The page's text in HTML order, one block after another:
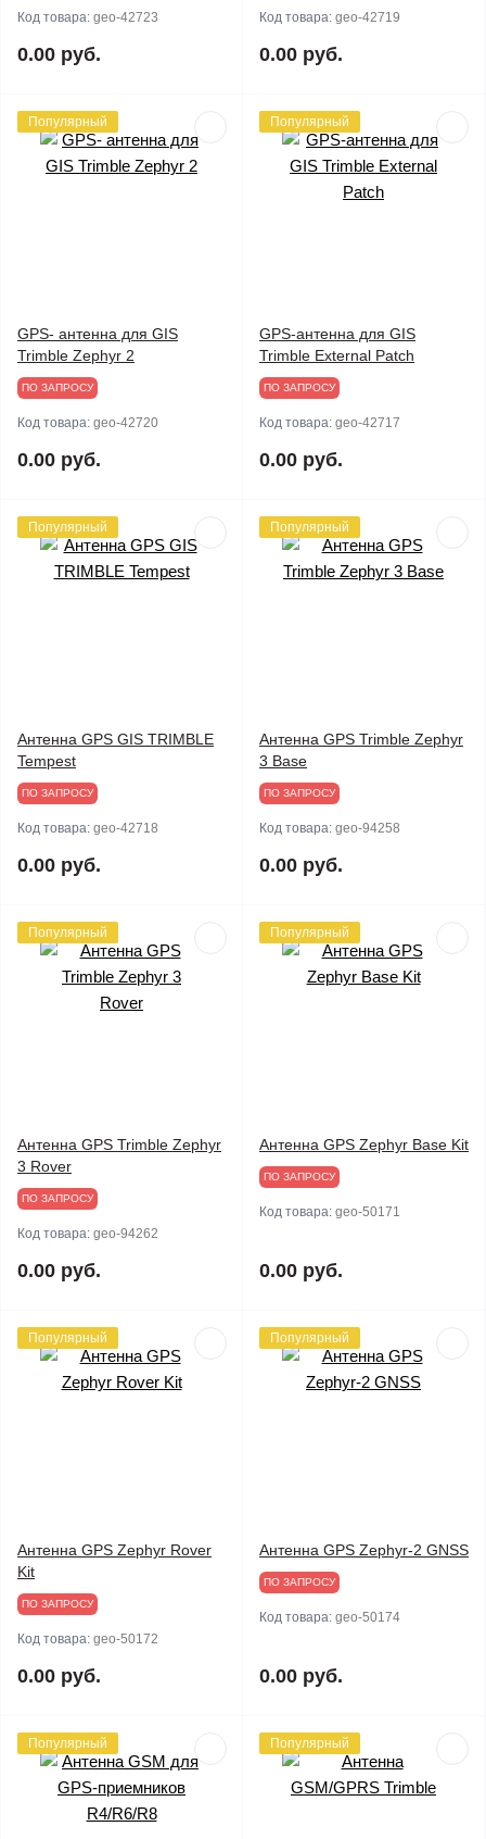
Код товара: geo-42723
0.00 руб.
Код товара: geo-42719
0.00 руб.
Популярный
GPS- антенна для GIS
Trimble Zephyr 2
ПО ЗАПРОСУ
Код товара: geo-42720
0.00 руб.
Популярный
GPS-антенна для GIS
Trimble External Patch
ПО ЗАПРОСУ
Код товара: geo-42717
0.00 руб.
Популярный
Антенна GPS GIS TRIMBLE
Tempest
ПО ЗАПРОСУ
Код товара: geo-42718
0.00 руб.
Популярный
Антенна GPS Trimble Zephyr
3 Base
ПО ЗАПРОСУ
Код товара: geo-94258
0.00 руб.
Популярный
Антенна GPS Trimble Zephyr
3 Rover
ПО ЗАПРОСУ
Код товара: geo-94262
0.00 руб.
Популярный
Антенна GPS Zephyr Base Kit
ПО ЗАПРОСУ
Код товара: geo-50171
0.00 руб.
Популярный
Антенна GPS Zephyr Rover
Kit
ПО ЗАПРОСУ
Код товара: geo-50172
0.00 руб.
Популярный
Антенна GPS Zephyr-2 GNSS
ПО ЗАПРОСУ
Код товара: geo-50174
0.00 руб.
Популярный Популярный